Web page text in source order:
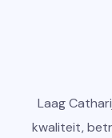
Laag
kwaliteit,